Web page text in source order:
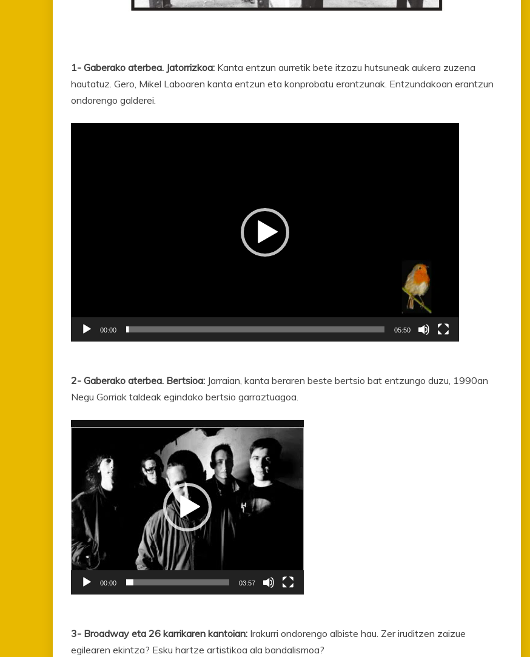
1- Gaberako aterbea. Jatorrizkoa: Kanta entzun aurretik bete itzazu hutsuneak aukera zuzena
hautatuz. Gero, Mikel Laboaren kanta entzun eta konprobatu erantzunak. Entzundakoan erantzun
ondorengo galderei.
00:00 05:50
2- Gaberako aterbea. Bertsioa: Jarraian, kanta beraren beste bertsio bat entzungo duzu, 1990an
Negu Gorriak taldeak egindako bertsio garraztuagoa.
Bideo
00:00 03:57
3- Broadway eta 26 karrikaren kantoian: Irakurri ondorengo albiste hau. Zer iruditzen zaizue
egilearen ekintza? Esku hartze artistikoa ala bandalismoa?